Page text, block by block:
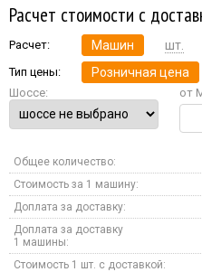
Расчет стоимости с
Расчет: Машин шт.
Тип цены: Розничная цена
Шоссе: от
Общее количество:
Стоимость за 1 машину:
Доплата за доставку:
Доплата за доставку
1 машины:
Стоимость 1 шт. с доставкой: